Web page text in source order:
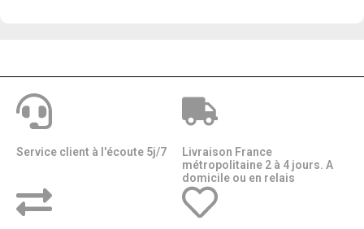
Service client à l'écoute 5j/7
Livraison France
métropolitaine 2 à 4 jours. A
domicile ou en relais​​